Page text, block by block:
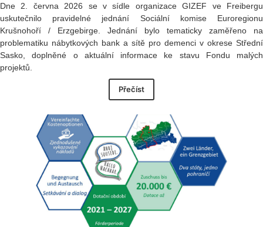
Dne 2. června 2026 se v sídle organizace GIZEF ve Freibergu
uskutečnilo pravidelné jednání Sociální komise Euroregionu
Krušnohoří / Erzgebirge. Jednání bylo tematicky zaměřeno na
problematiku nábytkových bank a sítě pro demenci v okrese Střední
Sasko, doplněné o aktuální informace ke stavu Fondu malých
projektů.
Přečíst